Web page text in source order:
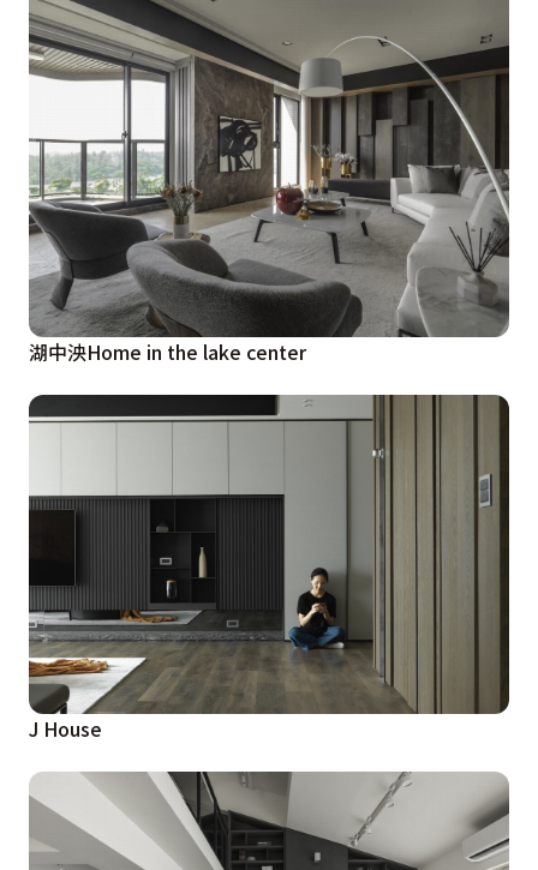
湖中泱Home in the lake center
J House